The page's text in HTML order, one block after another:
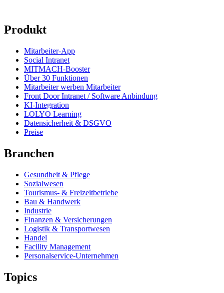
Produkt
Mitarbeiter-App
Social Intranet
MITMACH-Booster
Über 30 Funktionen
Mitarbeiter werben Mitarbeiter
Front Door Intranet / Software Anbindung
KI-Integration
LOLYO Learning
Datensicherheit & DSGVO
Preise
Branchen
Gesundheit & Pflege
Sozialwesen
Tourismus- & Freizeitbetriebe
Bau & Handwerk
Industrie
Finanzen & Versicherungen
Logistik & Transportwesen
Handel
Facility Management
Personalservice-Unternehmen
Topics